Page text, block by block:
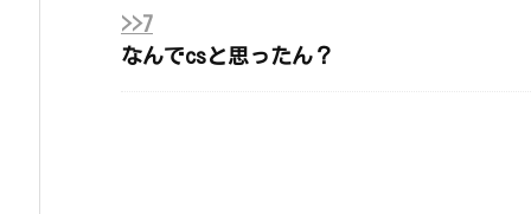
>>7
なんでcsと思ったん？